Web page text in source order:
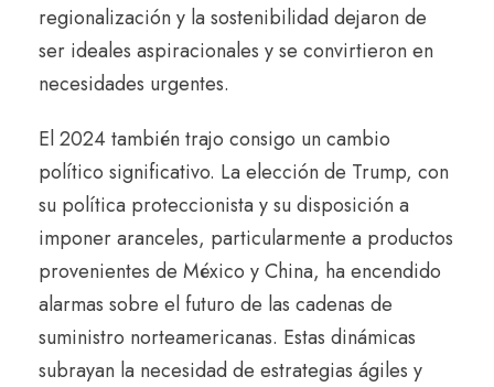
regionalización y la sostenibilidad dejaron de
ser ideales aspiracionales y se convirtieron en
necesidades urgentes.
El 2024 también trajo consigo un cambio
político significativo. La elección de Trump, con
su política proteccionista y su disposición a
imponer aranceles, particularmente a productos
provenientes de México y China, ha encendido
alarmas sobre el futuro de las cadenas de
suministro norteamericanas. Estas dinámicas
subrayan la necesidad de estrategias ágiles y